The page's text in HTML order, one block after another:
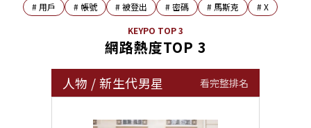
# 用戶 # 帳號 #被登出 #密碼 # 馬斯克 #X
KEYPO TOP 3
網路熱度TOP 3
人物 /新生代男星 看完整排名